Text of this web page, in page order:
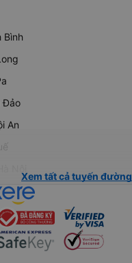
Bình
Đảo
An
Xem tất cả tuyến đường